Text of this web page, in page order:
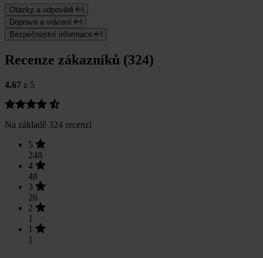
Otázky a odpovědi
Doprava a vrácení
Bezpečnostní informace
Recenze zákazníků (324)
4.67 z 5
Na základě 324 recenzí
5
248
4
48
3
26
2
1
1
1